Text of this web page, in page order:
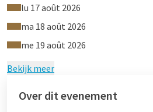
Gebakken zalm
Vers fruit
Volwassenen: €23 per persoon
Kinderen t/m 3 jaar: gratis
lu 17 août 2026
ma 18 août 2026
me 19 août 2026
Bekijk meer
Over dit evenement